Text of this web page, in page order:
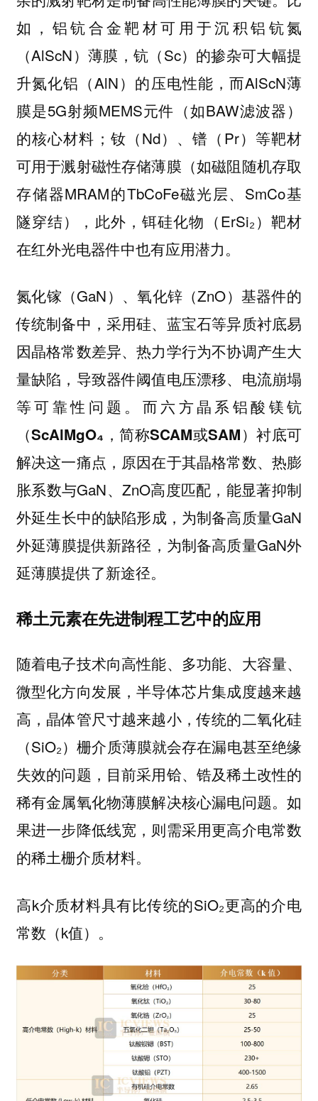
如，铝钪合金靶材可用于沉积铝钪氮
（AlScN）薄膜，钪（Sc）的掺杂可大幅提
升氮化铝（AlN）的压电性能，而AlScN薄
膜是5G射频MEMS元件（如BAW滤波器）
的核心材料；钕（Nd）、镨（Pr）等靶材
可用于溅射磁性存储薄膜（如磁阻随机存取
存储器MRAM的TbCoFe磁光层、SmCo基
隧穿结），此外，铒硅化物（ErSi₂）靶材
在红外光电器件中也有应用潜力。
氮化镓（GaN）、氧化锌（ZnO）基器件的
传统制备中，采用硅、蓝宝石等异质衬底易
因晶格常数差异、热力学行为不协调产生大
量缺陷，导致器件阈值电压漂移、电流崩塌
等可靠性问题。而 六方晶系铝酸镁钪
（ScAlMgO₄，简称SCAM或SAM）衬底可
解决这一痛点，原因在于其晶格常数、热膨
胀系数与GaN、ZnO高度匹配，能显著抑制
外延生长中的缺陷形成，为制备高质量GaN
外延薄膜提供新路径，为制备高质量GaN外
延薄膜提供了新途径。
稀土元素在先进制程工艺中的应用
随着电子技术向高性能、多功能、大容量、
微型化方向发展，半导体芯片集成度越来越
高，晶体管尺寸越来越小，传统的二氧化硅
（SiO₂）栅介质薄膜就会存在漏电甚至绝缘
失效的问题，目前采用铪、锆及稀土改性的
稀有金属氧化物薄膜解决核心漏电问题。如
果进一步降低线宽，则需采用更高介电常数
的稀土栅介质材料。
高k介质材料具有比传统的SiO₂更高的介电
常数（k值）。